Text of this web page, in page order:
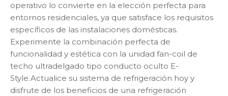
operativo lo convierte en la elección perfecta para
entornos residenciales, ya que satisface los requisitos
específicos de las instalaciones domésticas.
Experimente la combinación perfecta de
funcionalidad y estética con la unidad fan-coil de
techo ultradelgado tipo conducto oculto E-
Style.Actualice su sistema de refrigeración hoy y
disfrute de los beneficios de una refrigeración